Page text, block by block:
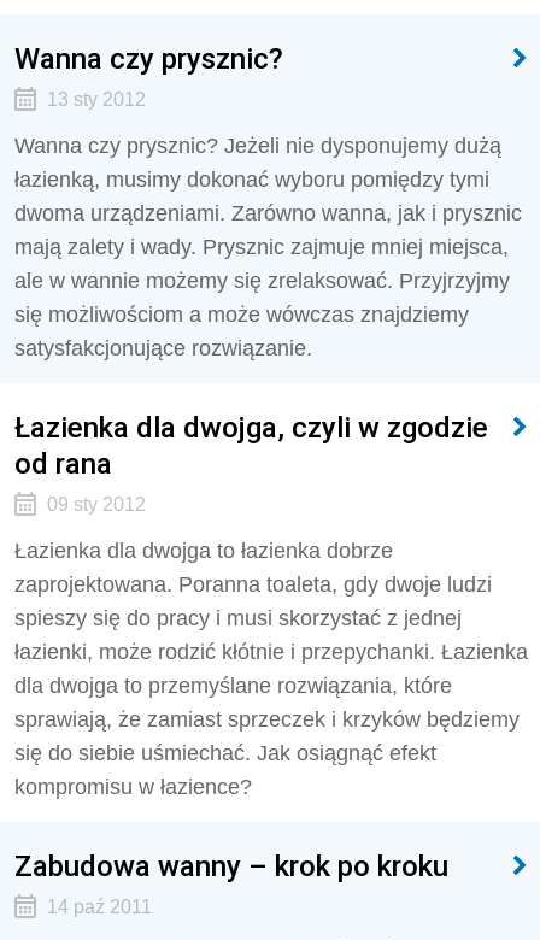
Wanna czy prysznic?
13 sty 2012
Wanna czy prysznic? Jeżeli nie dysponujemy dużą
łazienką, musimy dokonać wyboru pomiędzy tymi
dwoma urządzeniami. Zarówno wanna, jak i prysznic
mają zalety i wady. Prysznic zajmuje mniej miejsca,
ale w wannie możemy się zrelaksować. Przyjrzyjmy
się możliwościom a może wówczas znajdziemy
satysfakcjonujące rozwiązanie.
Łazienka dla dwojga, czyli w zgodzie
od rana
09 sty 2012
Łazienka dla dwojga to łazienka dobrze
zaprojektowana. Poranna toaleta, gdy dwoje ludzi
spieszy się do pracy i musi skorzystać z jednej
łazienki, może rodzić kłótnie i przepychanki. Łazienka
dla dwojga to przemyślane rozwiązania, które
sprawiają, że zamiast sprzeczek i krzyków będziemy
się do siebie uśmiechać. Jak osiągnąć efekt
kompromisu w łazience?
Zabudowa wanny – krok po kroku
14 paź 2011